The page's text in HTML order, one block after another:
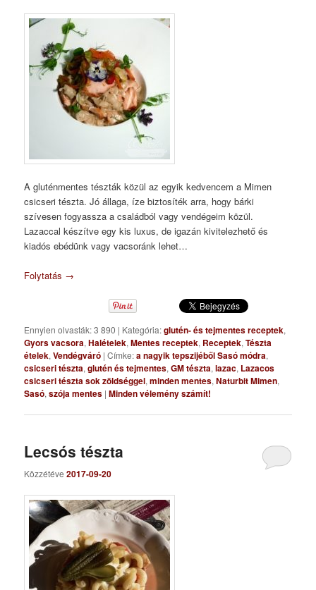
A gluténmentes tészták közül az egyik kedvencem a Mimen
csicseri tészta. Jó állaga, íze biztosíték arra, hogy bárki
szívesen fogyassza a családból vagy vendégeim közül.
Lazaccal készítve egy kis luxus, de igazán kivitelezhető és
kiadós ebédünk vagy vacsoránk lehet…
Folytatás →
Ennyien olvasták: 3 890 | Kategória:glutén- és tejmentes receptek,
Gyors vacsora,Halételek,Mentes receptek, Receptek,Tészta
ételek,Vendégváró |Címke:a nagyik tepszijéből Sasó módra,
csicseri tészta,glutén és tejmentes,GM tészta,lazac, Lazacos
csicseri tészta sok zöldséggel,minden mentes,Naturbit Mimen,
Sasó,szója mentes |Minden vélemény számít!
Lecsós tészta
Közzétéve2017-09-20